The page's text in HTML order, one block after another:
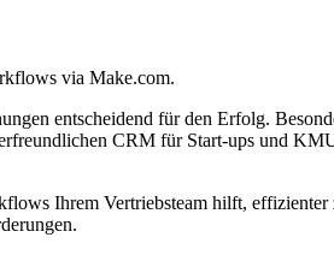
via Make.com.
entscheidend für den Erfolg.
CRM für Start-ups und
Ihrem Vertriebsteam hilft,